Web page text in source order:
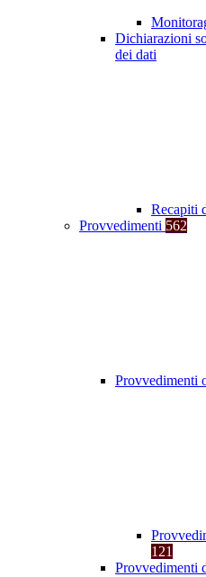
Dichiarazioni
dei dati
Recapiti
Provvedimenti 562
Provvedimenti
121
Provvedimenti